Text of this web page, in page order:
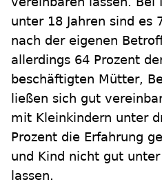
unter 18 Jahren sind es
nach der eigenen
allerdings 64 Prozent
beschäftigten Mütter,
ließen sich gut
mit Kleinkindern unter
Prozent die Erfahrung
und Kind nicht gut
lassen.